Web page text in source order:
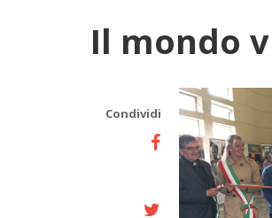
Il mondo
Condividi